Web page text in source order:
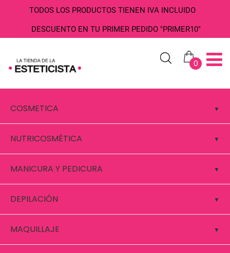
TODOS LOS PRODUCTOS TIENEN IVA INCLUIDO
DESCUENTO EN TU PRIMER PEDIDO "PRIMER10"
0
COSMETICA
NUTRICOSMÉTICA
MANICURA Y PEDICURA
DEPILACIÓN
MAQUILLAJE